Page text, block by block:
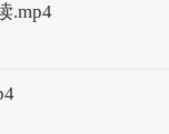
.mp4